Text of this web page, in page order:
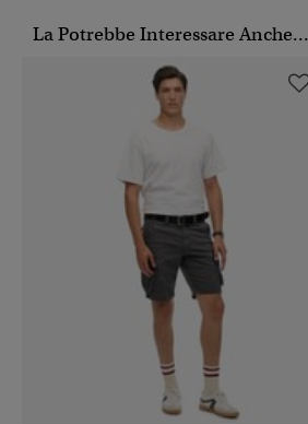
La Potrebbe Interessare Anche...